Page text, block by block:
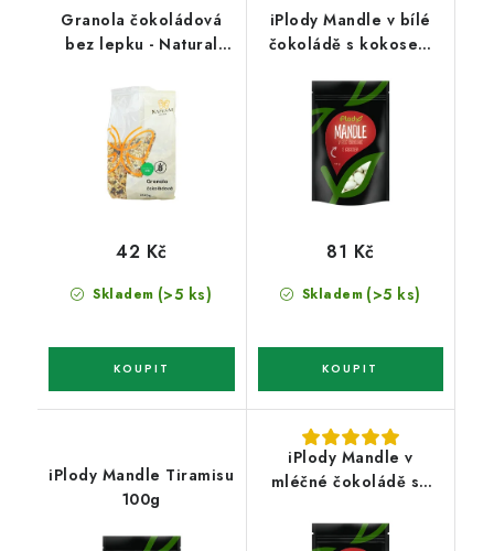
Granola čokoládová
bez lepku - Natural
Skladem (>5 ks)
42 Kč
iPlody Mandle v bílé
čokoládě s kokosem
Skladem (>5 ks)
81 Kč
iPlody Mandle Tiramisu
100g
iPlody Mandle v
mléčné čokoládě se